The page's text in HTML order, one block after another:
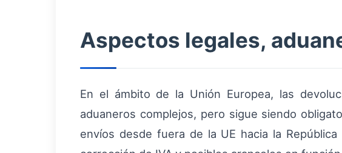
Aspectos legales,
En el ámbito de la Unión Europea, las
aduaneros complejos, pero sigue siendo
envíos desde fuera de la UE hacia la